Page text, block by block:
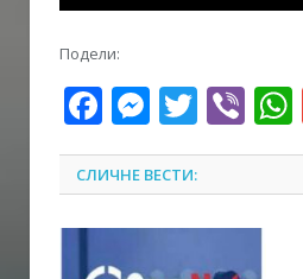
Подели:
Facebook
СЛИЧНЕ ВЕСТИ: